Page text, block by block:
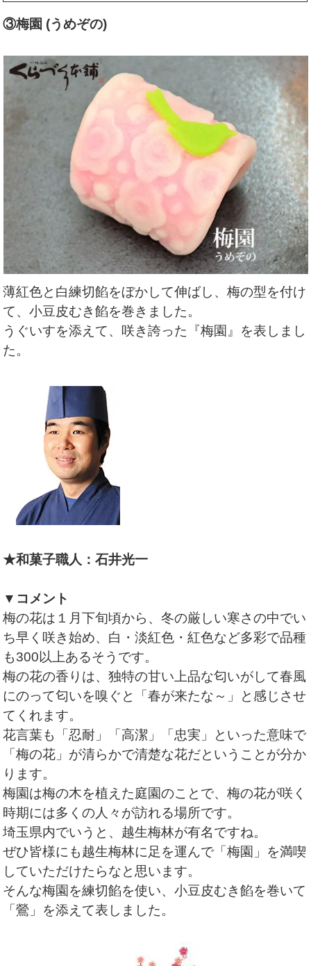
③梅園 (うめぞの)
薄紅色と白練切餡をぼかして伸ばし、梅の型を付け
て、小豆皮むき餡を巻きました。
うぐいすを添えて、咲き誇った『梅園』を表しまし
た。
★和菓子職人：石井光一
▼コメント
梅の花は１月下旬頃から、冬の厳しい寒さの中でい
ち早く咲き始め、白・淡紅色・紅色など多彩で品種
も300以上あるそうです。
梅の花の香りは、独特の甘い上品な匂いがして春風
にのって匂いを嗅ぐと「春が来たな～」と感じさせ
てくれます。
花言葉も「忍耐」「高潔」「忠実」といった意味で
「梅の花」が清らかで清楚な花だということが分か
ります。
梅園は梅の木を植えた庭園のことで、梅の花が咲く
時期には多くの人々が訪れる場所です。
埼玉県内でいうと、越生梅林が有名ですね。
ぜひ皆様にも越生梅林に足を運んで「梅園」を満喫
していただけたらなと思います。
そんな梅園を練切餡を使い、小豆皮むき餡を巻いて
「鶯」を添えて表しました。